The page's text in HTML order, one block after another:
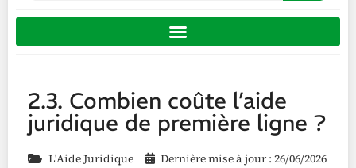
2.3. Combien coûte l’aide
juridique de première ligne ?
L'Aide Juridique Dernière mise à jour : 26/06/2026